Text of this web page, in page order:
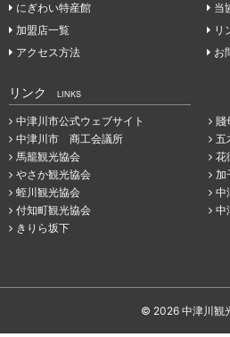
にぎわい特産館
当
加盟店一覧
リ
アクセス方法
お
リンク LINKS
中津川市公式ウェブサイト
中津川市 商工会議所
馬籠観光協会
やさか観光協会
蛭川観光協会
付知町観光協会
きりら坂下
賤
五
花
加
中
中
© 2026 中津川観